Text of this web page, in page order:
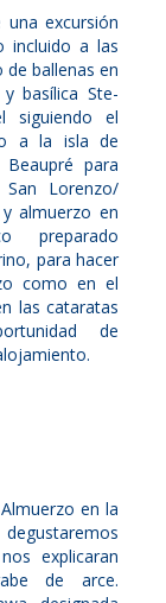
una excursión
incluido a las
ballenas en
basílica Ste-
siguiendo el
a la isla de
para
Lorenzo/
almuerzo en
preparado
para hacer
como en el
las cataratas
de
en la
explicaran
de arce.